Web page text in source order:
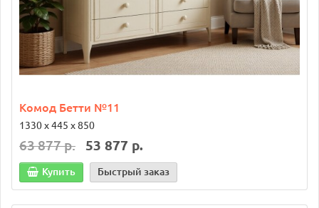
Комод Бетти №11
1330 х 445 х 850
63 877 р. 53 877 р.
Купить Быстрый заказ